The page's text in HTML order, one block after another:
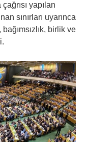
yapılan
sınırları uyarınca
birlik ve